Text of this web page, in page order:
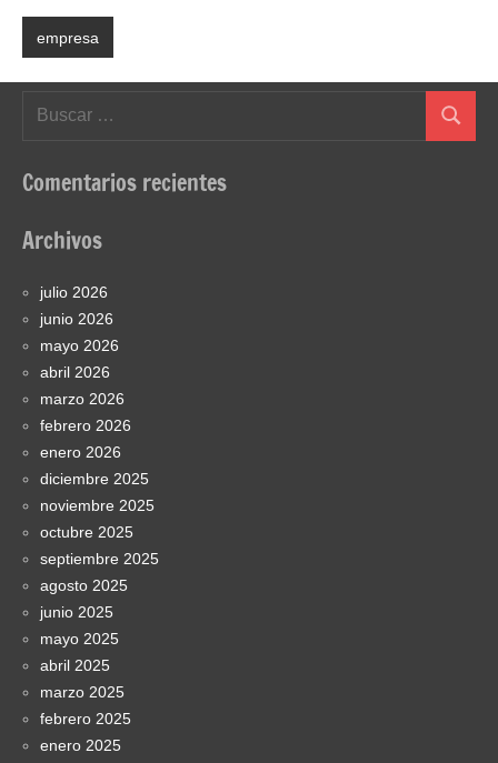
empresa
Buscar
Comentarios recientes
Archivos
julio 2026
junio 2026
mayo 2026
abril 2026
marzo 2026
febrero 2026
enero 2026
diciembre 2025
noviembre 2025
octubre 2025
septiembre 2025
agosto 2025
junio 2025
mayo 2025
abril 2025
marzo 2025
febrero 2025
enero 2025